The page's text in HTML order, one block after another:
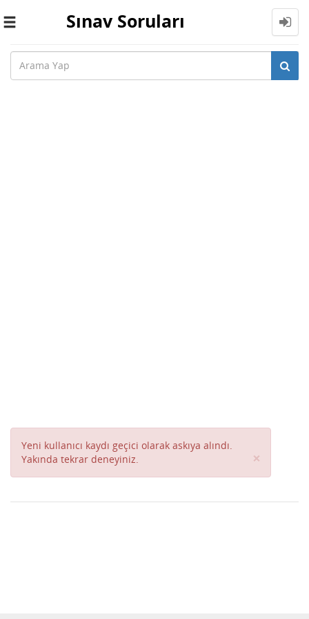
Toggle
Sınav Soruları
Yeni kullanıcı kaydı geçici olarak askıya alındı.
Yakında tekrar deneyiniz.
×